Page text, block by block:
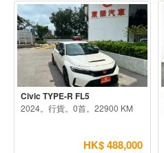
Civic TYPE-R FL5
2024。行貨。0首。22900 KM
HK$ 488,000